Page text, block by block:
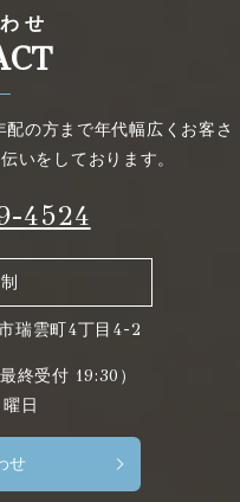
せ
の方まで年代幅広く お客さ
いをしております。
4524
瑞雲町4丁目4-2
終受付 19:30）
日
せ